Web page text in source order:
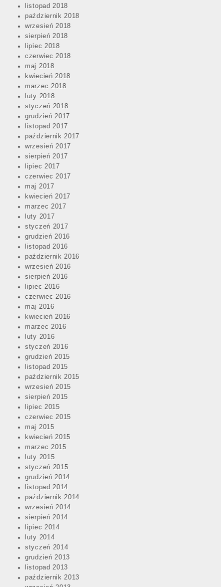
listopad 2018
październik 2018
wrzesień 2018
sierpień 2018
lipiec 2018
czerwiec 2018
maj 2018
kwiecień 2018
marzec 2018
luty 2018
styczeń 2018
grudzień 2017
listopad 2017
październik 2017
wrzesień 2017
sierpień 2017
lipiec 2017
czerwiec 2017
maj 2017
kwiecień 2017
marzec 2017
luty 2017
styczeń 2017
grudzień 2016
listopad 2016
październik 2016
wrzesień 2016
sierpień 2016
lipiec 2016
czerwiec 2016
maj 2016
kwiecień 2016
marzec 2016
luty 2016
styczeń 2016
grudzień 2015
listopad 2015
październik 2015
wrzesień 2015
sierpień 2015
lipiec 2015
czerwiec 2015
maj 2015
kwiecień 2015
marzec 2015
luty 2015
styczeń 2015
grudzień 2014
listopad 2014
październik 2014
wrzesień 2014
sierpień 2014
lipiec 2014
luty 2014
styczeń 2014
grudzień 2013
listopad 2013
październik 2013